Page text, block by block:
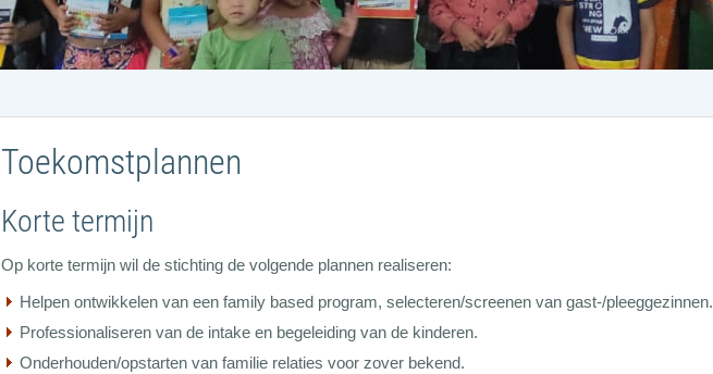
Toekomstplannen
Korte termijn
Op korte termijn wil de stichting de volgende plannen realiseren:
Helpen ontwikkelen van een family based program, selecteren/screenen van gast-/pleeggezinnen.
Professionaliseren van de intake en begeleiding van de kinderen.
Onderhouden/opstarten van familie relaties voor zover bekend.